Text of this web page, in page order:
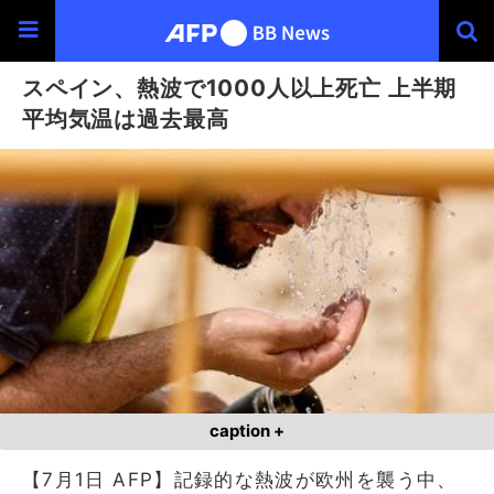
スペイン、熱波で1000人以上死亡 上半期
平均気温は過去最高
caption +
【7月1日 AFP】記録的な熱波が欧州を襲う中、